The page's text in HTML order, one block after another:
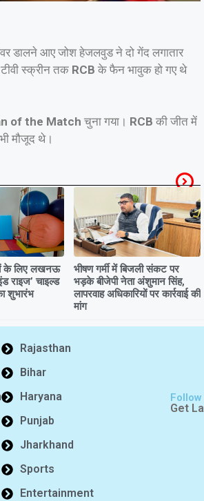
डालने आए जोश हेजलवुड ने दो गेंद लगातार
स्क्रीन तक RCB के फैन भावुक हो गए थे
of the Match चुना गया। RCB की जीत में
मौजूद थे।
के लिए लखनऊ
राइज’ चाइल्ड
शुभारंभ
भीषण गर्मी में बिजली संकट पर
भड़के बीजेपी नेता अंशुमान सिंह,
लापरवाह अधिकारियों पर कार्रवाई की
मांग
Rajasthan
Bihar
Haryana
Punjab
Jharkhand
Sports
Entertainment
Get